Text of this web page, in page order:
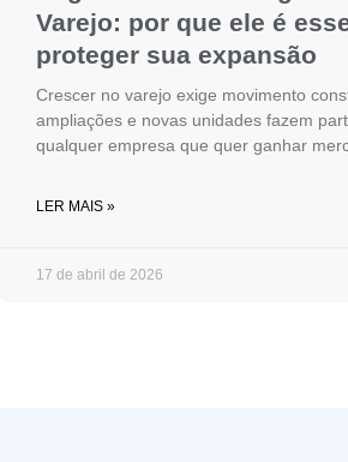
Varejo: por que ele é
proteger sua expansão
Crescer no varejo exige movimento
ampliações e novas unidades fazem
qualquer empresa que quer ganhar
LER MAIS »
17 de abril de 2026